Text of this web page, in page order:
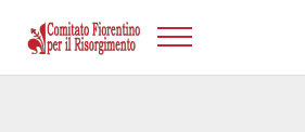
Risorgimento Firenze
Menu